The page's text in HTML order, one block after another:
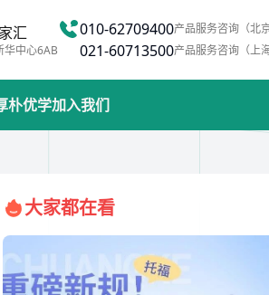
汇
华中心6AB
010-62709400产品服务咨询（北京
021-60713500产品服务咨询（上海
朴优学加入我们
大家都在看